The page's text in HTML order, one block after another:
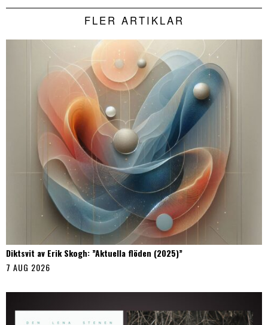
FLER ARTIKLAR
Diktsvit av Erik Skogh: ”Aktuella flöden (2025)”
7 AUG 2026